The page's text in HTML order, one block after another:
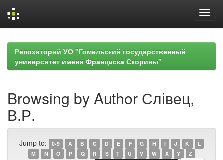
navigationРепозиторий УО "Гомельский государственный
университет имени Франциска Скорины"
Browsing by Author Слівец,
В.Р.
Jump to: 0-9 A B C D E F G H I J K
L
M
N O P Q R S T U V W X Y Z